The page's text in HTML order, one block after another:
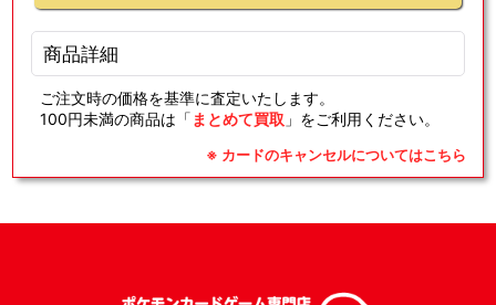
商品詳細
ご注文時の価格を基準に査定いたします。
100円未満の商品は「 まとめて買取 」をご利用ください。
※ カードのキャンセルについてはこちら